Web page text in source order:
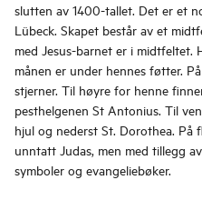
slutten av 1400-tallet. Det er et
Lübeck. Skapet består av et
med Jesus-barnet er i midtfeltet.
månen er under hennes føtter.
stjerner. Til høyre for henne
pesthelgenen St Antonius. Til
hjul og nederst St. Dorothea. På
unntatt Judas, men med tillegg
symboler og evangeliebøker.